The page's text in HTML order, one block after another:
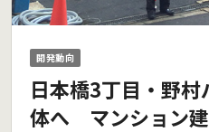
開発動向
日本橋3丁目・野
体へ マンション建